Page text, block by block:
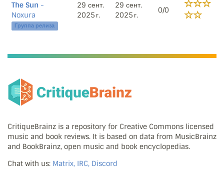
The Sun -
Noxura
Группа релиза
29 сент.
2025 г.
29 сент.
2025 г.
0/0
CritiqueBrainz is a repository for Creative Commons licensed
music and book reviews. It is based on data from MusicBrainz
and BookBrainz, open music and book encyclopedias.
Chat with us: Matrix, IRC, Discord